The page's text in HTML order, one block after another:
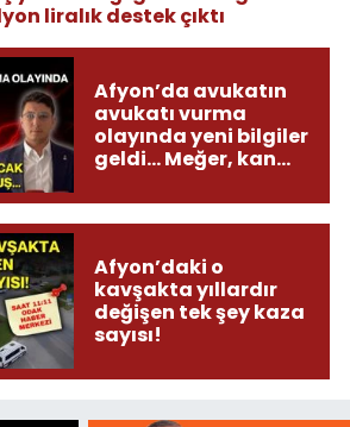
liralık destek çıktı
Afyon’da avukatın
avukatı vurma
olayında yeni bilgiler
geldi... Meğer, kan
olmuş...
Afyon’daki o
kavşakta yıllardır
değişen tek şey kaza
sayısı!